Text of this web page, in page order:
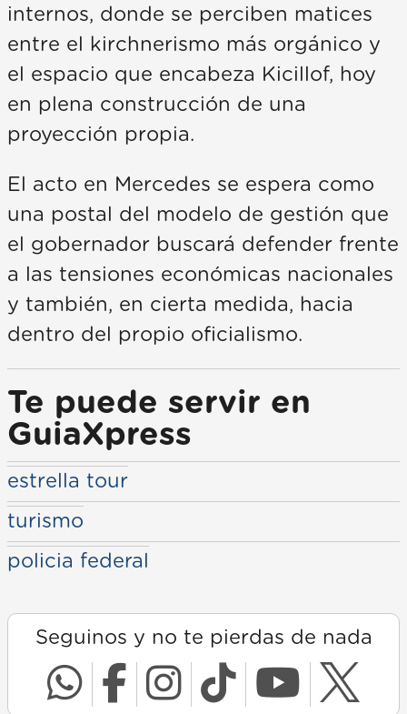
internos, donde se perciben matices
entre el kirchnerismo más orgánico y
el espacio que encabeza Kicillof, hoy
en plena construcción de una
proyección propia.
El acto en Mercedes se espera como
una postal del modelo de gestión que
el gobernador buscará defender frente
a las tensiones económicas nacionales
y también, en cierta medida, hacia
dentro del propio oficialismo.
Te puede servir en
GuiaXpress
estrella tour
turismo
policia federal
Seguinos y no te pierdas de nada